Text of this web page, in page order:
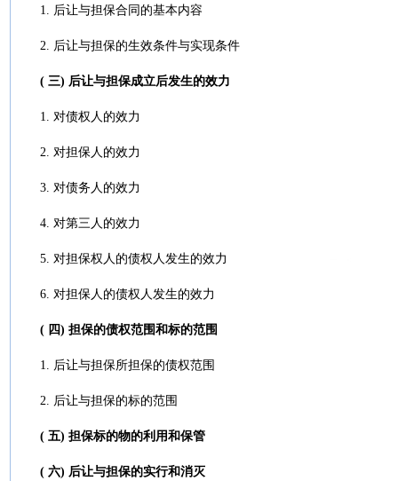
1. 后让与担保合同的基本内容
2. 后让与担保的生效条件与实现条件
( 三) 后让与担保成立后发生的效力
1. 对债权人的效力
2. 对担保人的效力
3. 对债务人的效力
4. 对第三人的效力
5. 对担保权人的债权人发生的效力
6. 对担保人的债权人发生的效力
( 四) 担保的债权范围和标的范围
1. 后让与担保所担保的债权范围
2. 后让与担保的标的范围
( 五) 担保标的物的利用和保管
( 六) 后让与担保的实行和消灭